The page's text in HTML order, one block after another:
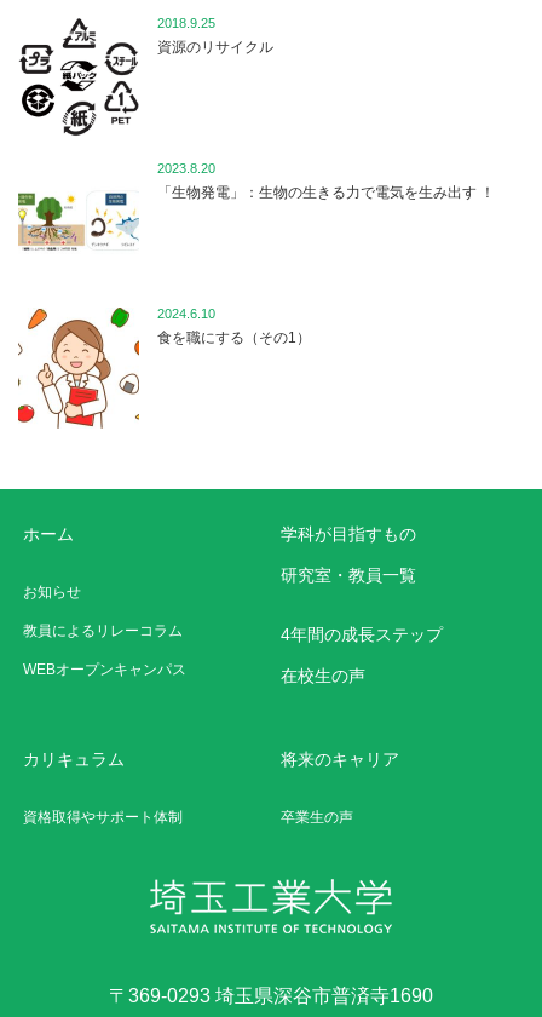
2018.9.25
資源のリサイクル
2023.8.20
「生物発電」：生物の生きる力で電気を生み出す ！
2024.6.10
食を職にする（その1）
ホーム
お知らせ
教員によるリレーコラム
WEBオープンキャンパス
学科が目指すもの
研究室・教員一覧
4年間の成長ステップ
在校生の声
カリキュラム
資格取得やサポート体制
将来のキャリア
卒業生の声
〒369-0293 埼玉県深谷市普済寺1690